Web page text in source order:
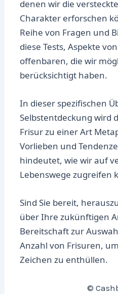
denen wir die
Charakter erforschen
Reihe von Fragen und
diese Tests, Aspekte
offenbaren, die wir
berücksichtigt haben.
In dieser spezifischen
Selbstentdeckung wird
Frisur zu einer Art
Vorlieben und
hindeutet, wie wir auf
Lebenswege zugreifen
Sind Sie bereit,
über Ihre zukünftigen
Bereitschaft zur
Anzahl von Frisuren,
Zeichen zu enthüllen.
©